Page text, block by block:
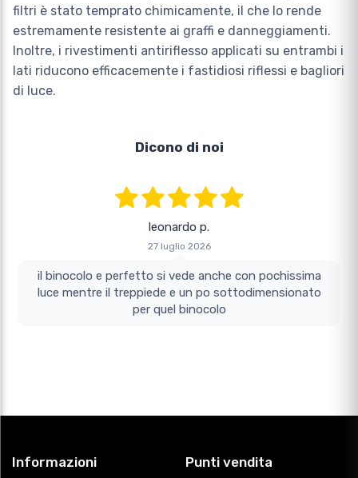
filtri è stato temprato chimicamente, il che lo rende
estremamente resistente ai graffi e danneggiamenti.
Inoltre, i rivestimenti antiriflesso applicati su entrambi i
lati riducono efficacemente i fastidiosi riflessi e bagliori
di luce.
Dicono di noi
leonardo p.
27 luglio 2026
il binocolo e perfetto si vede anche con pochissima
luce mentre il treppiede e un po sottodimensionato
per quel binocolo
Informazioni Punti vendita